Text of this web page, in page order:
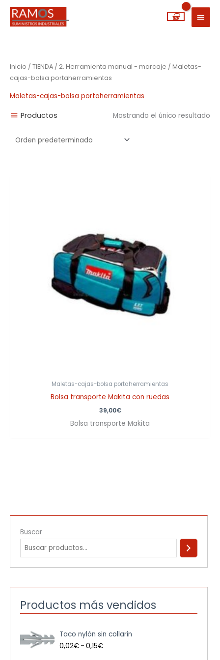
MENÚ
Buscar
Productos más vendidos
Taco nylón sin collarin
0,02€ - 0,15€
a
n
Inicio / TIENDA / 2. Herramienta manual - marcaje / Maletas-
cajas-bolsa portaherramientas
Maletas-cajas-bolsa portaherramientas
Productos Mostrando el único resultado
Maletas-cajas-bolsa portaherramientas
Bolsa transporte Makita con ruedas
39,00€
Bolsa transporte Makita